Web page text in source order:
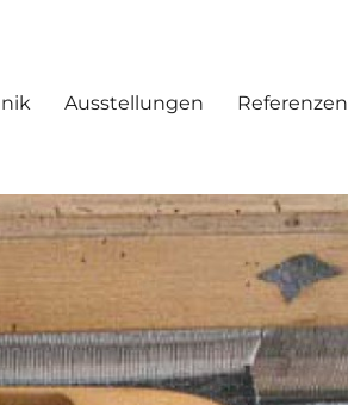
Ausstellungen Referenzen